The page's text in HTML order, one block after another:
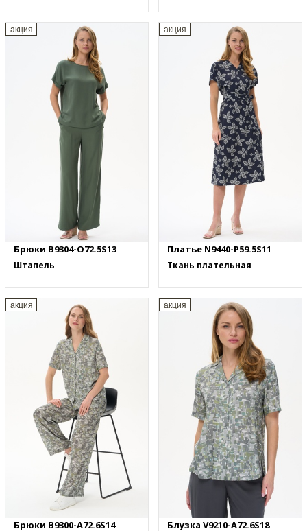
акция
Брюки B9304-O72.5S13
Штапель
акция
Платье N9440-P59.5S11
Ткань плательная
акция
Брюки B9300-A72.6S14
акция
Блузка V9210-A72.6S18